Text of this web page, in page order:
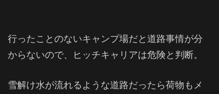
行ったことのないキャンプ場だと道路事情が分
からないので、ヒッチキャリアは危険と判断。
雪解け水が流れるような道路だったら荷物もメ